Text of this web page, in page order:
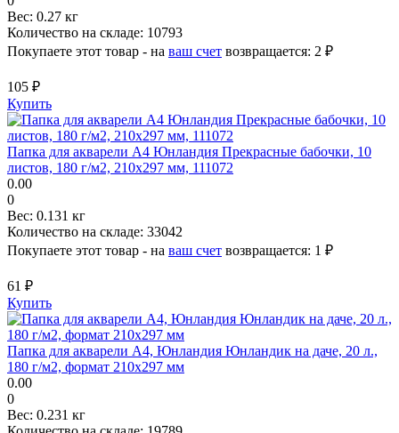
Вес: 0.27 кг
Количество на складе: 10793
Покупаете этот товар - на ваш счет возвращается: 2 ₽
105 ₽
Купить
Папка для акварели А4 Юнландия Прекрасные бабочки, 10
листов, 180 г/м2, 210х297 мм, 111072
0.00
0
Вес: 0.131 кг
Количество на складе: 33042
Покупаете этот товар - на ваш счет возвращается: 1 ₽
61 ₽
Купить
Папка для акварели А4, Юнландия Юнландик на даче, 20 л.,
180 г/м2, формат 210х297 мм
0.00
0
Вес: 0.231 кг